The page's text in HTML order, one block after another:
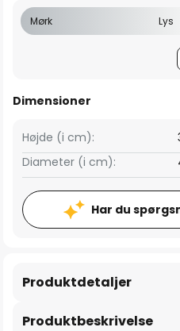
Mørk Lys
Dimensioner
Højde (i cm):
Diameter (i cm):
Har du
Produktbeskrivelse
Produktdetaljer